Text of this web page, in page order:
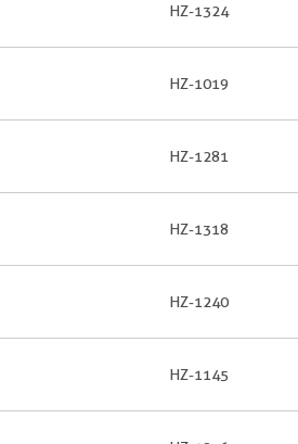
HZ-1324
HZ-1019
HZ-1281
HZ-1318
HZ-1240
HZ-1145